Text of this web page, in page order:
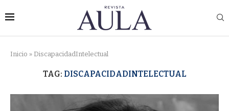
Inicio » DiscapacidadIntelectual
TAG: DISCAPACIDADINTELECTUAL